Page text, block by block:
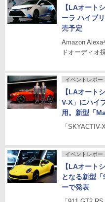
【LAオート
ーラ ハイブ
売予定
Amazon Alexa
ドオーディオ
イベントレポー
【LAオート
V-X」にハイ
用。新型「
「
イベントレポー
【LAオート
となる新型
ーで発表